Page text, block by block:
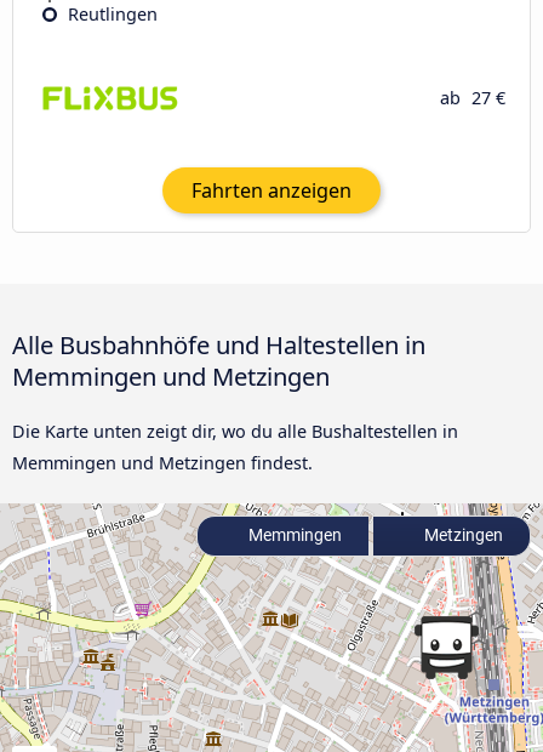
Reutlingen
ab 27 €
Fahrten anzeigen
Alle Busbahnhöfe und Haltestellen in
Memmingen und Metzingen
Die Karte unten zeigt dir, wo du alle Bushaltestellen in
Memmingen und Metzingen findest.
Memmingen Metzingen